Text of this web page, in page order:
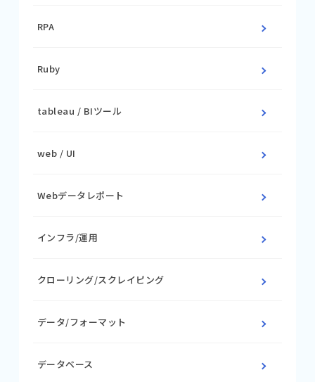
RPA
Ruby
tableau / BIツール
web / UI
Webデータレポート
インフラ/運用
クローリング/スクレイピング
データ/フォーマット
データベース